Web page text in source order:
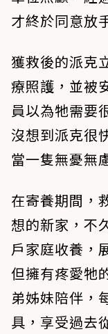
才終於同意放
獲救後的派克
療照護，並被
員以為牠需要
沒想到派克很
當一隻無憂無
在寄養期間，
想的新家，不
戶家庭收養，
但擁有疼愛牠
弟姊妹陪伴，
具，享受過去